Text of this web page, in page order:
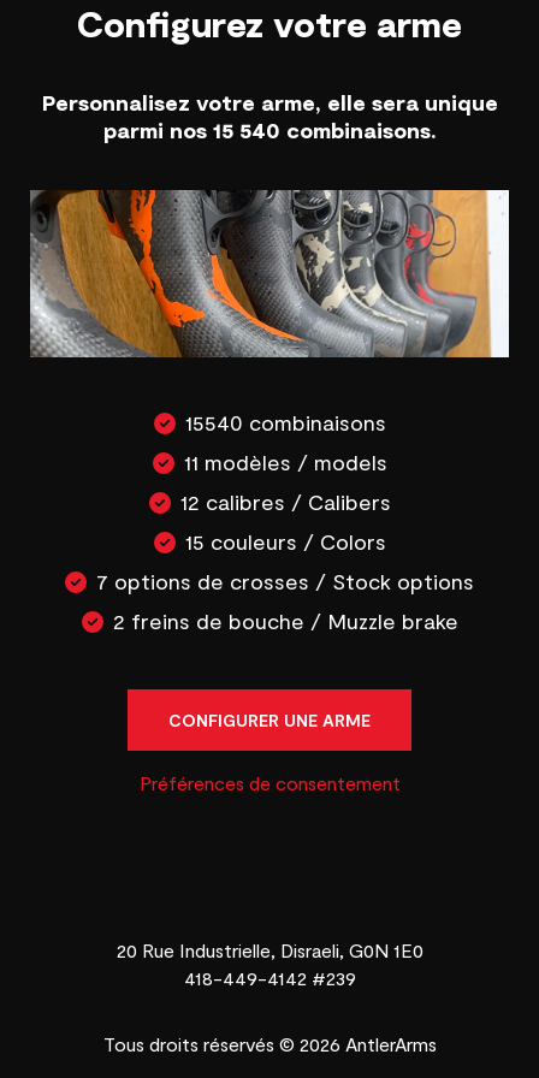
Configurez votre arme
Personnalisez votre arme, elle sera unique
parmi nos 15 540 combinaisons.
15540 combinaisons
11 modèles / models
12 calibres / Calibers
15 couleurs / Colors
7 options de crosses / Stock options
2 freins de bouche / Muzzle brake
CONFIGURER UNE ARME
Préférences de consentement
20 Rue Industrielle, Disraeli, G0N 1E0
418-449-4142 #239
Tous droits réservés © 2026 AntlerArms